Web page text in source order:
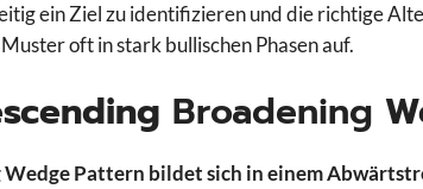
ein Ziel zu identifizieren und die richtige
oft in stark bullischen Phasen auf.
Broadening
Pattern bildet sich in einem